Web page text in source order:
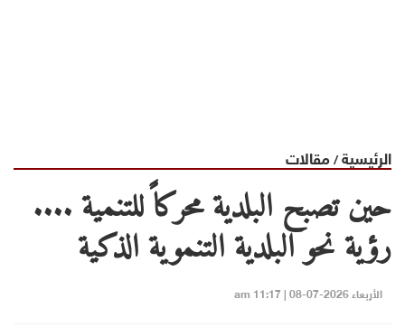
الرئيسية/مقالات
حين تصبح البلدية محركاً للتنمية ....
رؤية نحو البلدية التنموية الذكية
الأربعاء 2026-07-08 | 11:17 am